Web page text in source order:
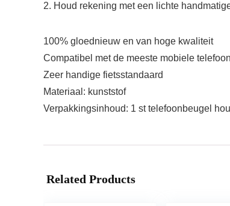
2. Houd rekening met een lichte
100% gloednieuw en van hoge kwaliteit
Compatibel met de meeste mobiele
Zeer handige fietsstandaard
Materiaal: kunststof
Verpakkingsinhoud: 1 st telefoonbeugel
Related Products